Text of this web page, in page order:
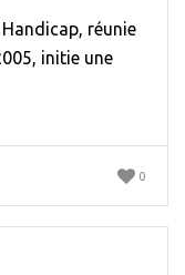
réunie
initie une
0